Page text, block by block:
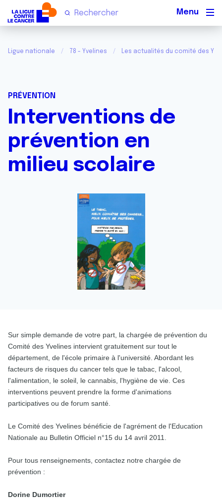
Ligue nationale 78 - Yvelines Les actualités du comité des
PRÉVENTION
Interventions de
prévention en
milieu scolaire
Sur simple demande de votre part, la chargée de prévention du
Comité des Yvelines intervient gratuitement sur tout le
département, de l'école primaire à l'université. Abordant les
facteurs de risques du cancer tels que le tabac, l'alcool,
l'alimentation, le soleil, le cannabis, l'hygiène de vie. Ces
interventions peuvent prendre la forme d'animations
participatives ou de forum santé.
Le Comité des Yvelines bénéficie de l'agrément de l'Education
Nationale au Bulletin Officiel n°15 du 14 avril 2011.
Pour tous renseignements, contactez notre chargée de
prévention :
Dorine Dumortier